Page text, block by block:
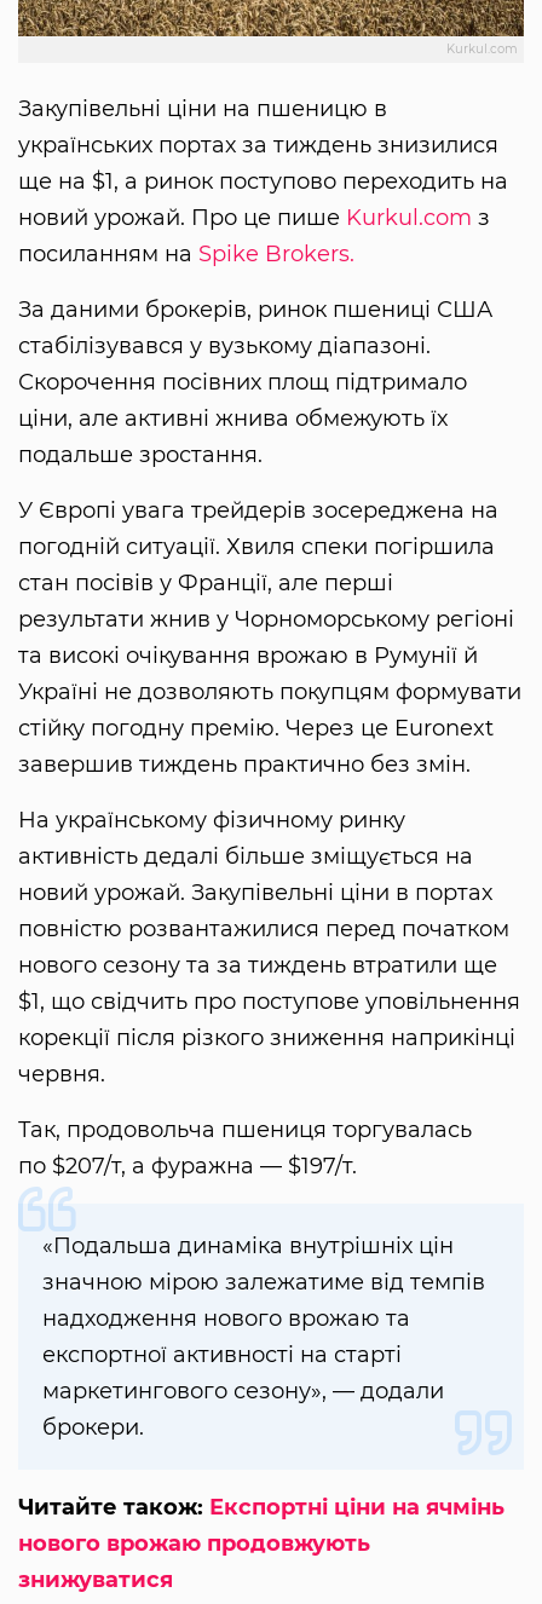
Kurkul.com
Закупівельні ціни на пшеницю в
українських портах за тиждень знизилися
ще на $1, а ринок поступово переходить на
новий урожай. Про це пише Kurkul.com з
посиланням на Spike Brokers.
За даними брокерів, ринок пшениці США
стабілізувався у вузькому діапазоні.
Скорочення посівних площ підтримало
ціни, але активні жнива обмежують їх
подальше зростання.
У Європі увага трейдерів зосереджена на
погодній ситуації. Хвиля спеки погіршила
стан посівів у Франції, але перші
результати жнив у Чорноморському регіоні
та високі очікування врожаю в Румунії й
Україні не дозволяють покупцям формувати
стійку погодну премію. Через це Euronext
завершив тиждень практично без змін.
На українському фізичному ринку
активність дедалі більше зміщується на
новий урожай. Закупівельні ціни в портах
повністю розвантажилися перед початком
нового сезону та за тиждень втратили ще
$1, що свідчить про поступове уповільнення
корекції після різкого зниження наприкінці
червня.
Так, продовольча пшениця торгувалась
по $207/т, а фуражна — $197/т.
«Подальша динаміка внутрішніх цін
значною мірою залежатиме від темпів
надходження нового врожаю та
експортної активності на старті
маркетингового сезону», — додали
брокери.
Читайте також: Експортні ціни на ячмінь
нового врожаю продовжують
знижуватися